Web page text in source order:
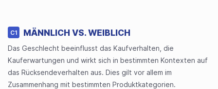
C1 MÄNNLICH VS. WEIBLICH
Das Geschlecht beeinflusst das Kaufverhalten, die
Kauferwartungen und wirkt sich in bestimmten Kontexten auf
das Rücksendeverhalten aus. Dies gilt vor allem im
Zusammenhang mit bestimmten Produktkategorien.